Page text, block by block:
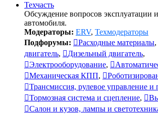
Техчасть
Обсуждение вопросов эксплуатации
автомобиля.
Модераторы: ERV, Техмодераторы
Подфорумы:
Расходные материалы,
двигатель, Дизельный двигатель,
Электрооборудование,
Механическая КПП,
Трансмиссия, рулевое управление и
Тормозная система и сцепление,
Салон и кузов, лампы и